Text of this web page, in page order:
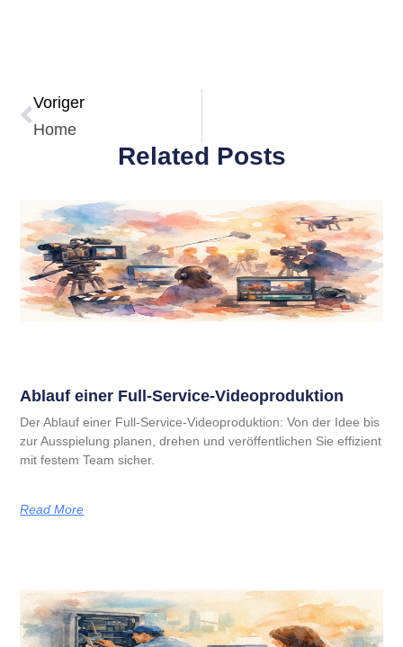
Voriger
Home
Related Posts
Ablauf einer Full-Service-Videoproduktion
Der Ablauf einer Full-Service-Videoproduktion: Von der Idee bis
zur Ausspielung planen, drehen und veröffentlichen Sie effizient
mit festem Team sicher.
Read More